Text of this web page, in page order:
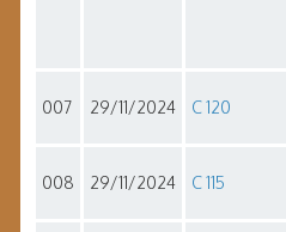
007 29/11/2024 C 120
008 29/11/2024 C 115